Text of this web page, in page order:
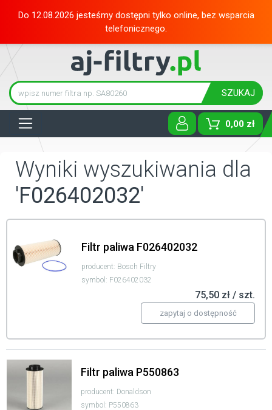
Do 12.08.2026 jesteśmy dostępni tylko online, bez wsparcia
telefonicznego.
SZUKAJ
0,00 zł
Wyniki wyszukiwania dla
'F026402032'
Filtr paliwa F026402032
producent: Bosch Filtry
symbol: F026402032
75,50 zł / szt.
zapytaj o dostępność
Filtr paliwa P550863
producent: Donaldson
symbol: P550863